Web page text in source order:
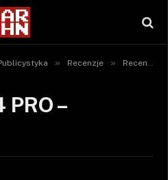
» Recenzje » Recenzje sprzętu
–